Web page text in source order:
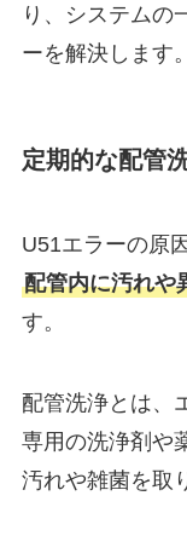
り、システムの
ーを解決します。
定期的な配管
U51エラーの原
配管内に汚れや
す。
配管洗浄とは、
専用の洗浄剤や
汚れや雑菌を取